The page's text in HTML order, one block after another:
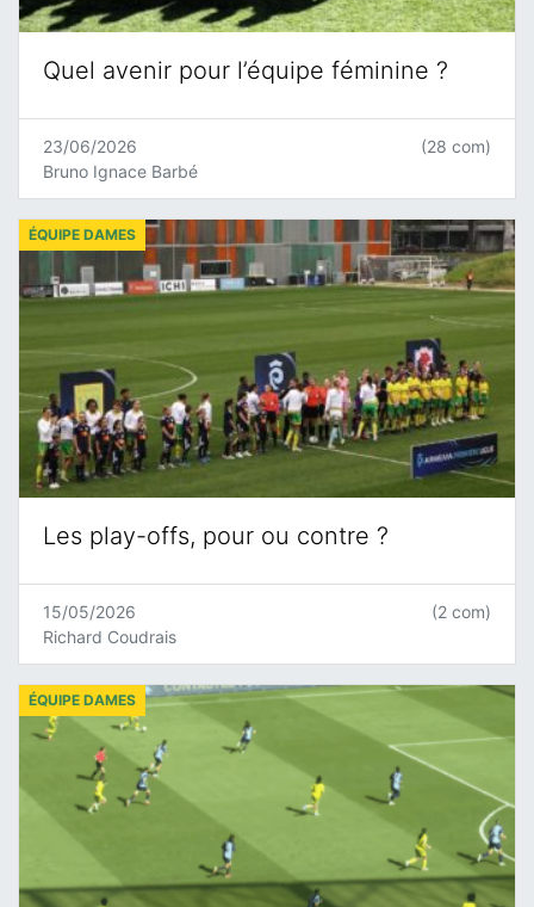
Quel avenir pour l’équipe féminine ?
23/06/2026
Bruno Ignace Barbé
(28 com)
Les play-offs, pour ou contre ?
ÉQUIPE DAMES
15/05/2026
Richard Coudrais
(2 com)
ÉQUIPE DAMES